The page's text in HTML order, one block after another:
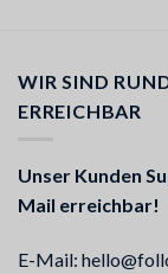
WIR SIND
ERREICHBAR
Unser Kunden
Mail erreichbar!
E-Mail: